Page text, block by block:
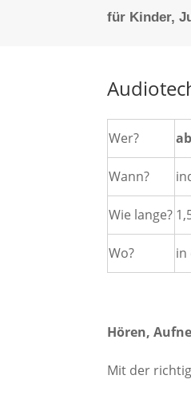
für Kinder,
Wer?
Wann?
Wie lange?
Wo? in
Hören,
Mit der